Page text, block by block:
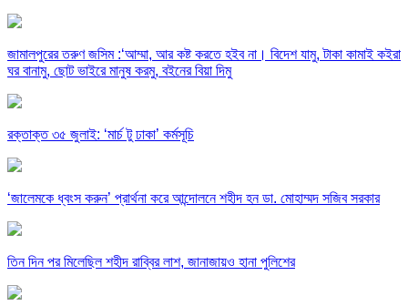
জামালপুরের তরুণ জসিম :‘আম্মা, আর কষ্ট করতে হইব না। বিদেশ যামু, টাকা কামাই কইরা
ঘর বানামু, ছোট ভাইরে মানুষ করমু, বইনের বিয়া দিমু
রক্তাক্ত ৩৫ জুলাই: ‘মার্চ টু ঢাকা’ কর্মসূচি
‘জালেমকে ধ্বংস করুন’ প্রার্থনা করে আন্দোলনে শহীদ হন ডা. মোহাম্মদ সজিব সরকার
তিন দিন পর মিলেছিল শহীদ রাব্বির লাশ, জানাজায়ও হানা পুলিশের